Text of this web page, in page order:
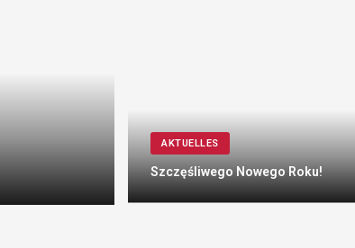
AKTUELLES
Szczęśliwego Nowego Roku!